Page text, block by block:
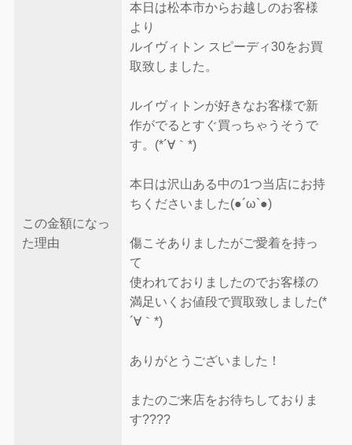
この金額になっ
た理由
本日は松本市からお越しのお客様
より
ルイヴィトン スピーディ30をお買
取致しました。
ルイヴィトンが好きなお客様で新
作がでるとすぐ買っちゃうそうで
す。(*´∀｀*)
本日は沢山ある中の1つ当店にお持
ちくださいました(●︎´ω`●︎)
傷こそありましたがご愛着を持っ
て
使われておりましたのでお客様の
満足いくお値段で買取致しました(*
´∀｀*)
ありがとうございました！
またのご来店をお待ちしておりま
す????